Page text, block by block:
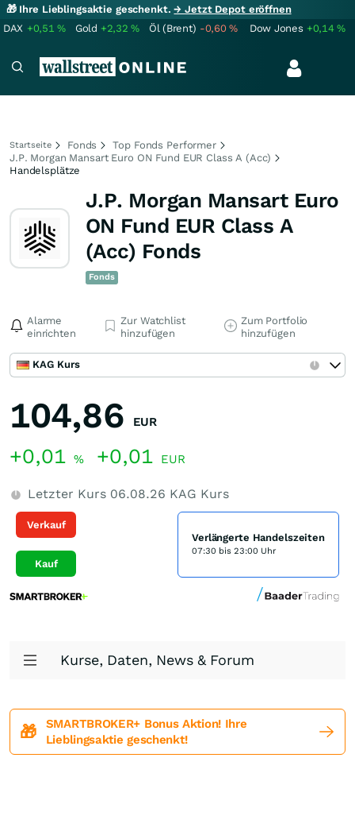
🎁 Ihre Lieblingsaktie geschenkt.→ Jetzt Depot eröffnen
DAX +0,51% Gold +2,32% Öl (Brent) -0,60% Dow Jones +0,14%
Startseite Fonds
Top Fonds Performer
J.P. Morgan Mansart Euro ON Fund EUR Class A (Acc)
Handelsplätze
J.P. Morgan Mansart Euro
ON Fund EUR Class A
(Acc) Fonds
Fonds
Alarme
einrichten
Zur Watchlist
hinzufügen
Zum Portfolio
hinzufügen
KAG Kurs
104,86 EUR
+0,01 % +0,01 EUR
Letzter Kurs 06.08.26 KAG Kurs
Verkauf
Kauf
Verlängerte Handelszeiten
07:30 bis 23:00 Uhr
Kurse, Daten, News & Forum
🎁
SMARTBROKER+ Bonus Aktion! Ihre
Lieblingsaktie geschenkt!